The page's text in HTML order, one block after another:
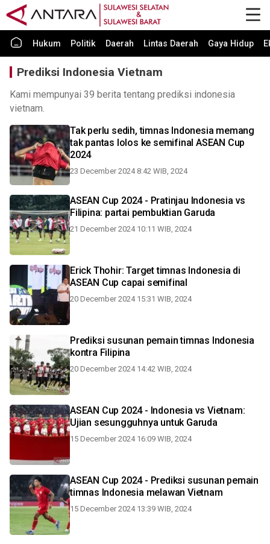
Hukum Politik Daerah Lintas Daerah Gaya Hidup
Prediksi Indonesia Vietnam
Kami mempunyai 39 berita tentang prediksi indonesia
vietnam.
Tak perlu sedih, timnas Indonesia memang
tak pantas lolos ke semifinal ASEAN Cup
2024
23 December 2024 8:42 WIB, 2024
ASEAN Cup 2024 - Pratinjau Indonesia vs
Filipina: partai pembuktian Garuda
21 December 2024 10:11 WIB, 2024
Erick Thohir: Target timnas Indonesia di
ASEAN Cup capai semifinal
20 December 2024 15:31 WIB, 2024
Prediksi susunan pemain timnas Indonesia
kontra Filipina
20 December 2024 14:42 WIB, 2024
ASEAN Cup 2024 - Indonesia vs Vietnam:
Ujian sesungguhnya untuk Garuda
15 December 2024 16:09 WIB, 2024
ASEAN Cup 2024 - Prediksi susunan pemain
timnas Indonesia melawan Vietnam
15 December 2024 13:39 WIB, 2024